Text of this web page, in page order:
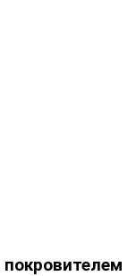
покровителем